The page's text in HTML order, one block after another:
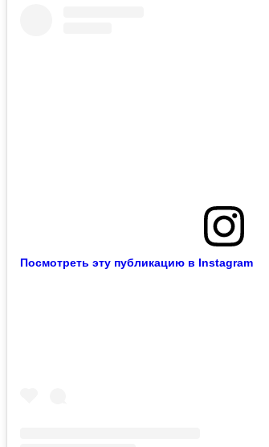
Посмотреть эту публикацию в Instagram